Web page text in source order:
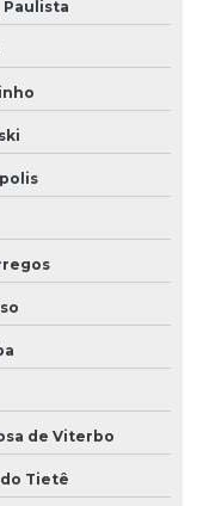
Paulista
de Viterbo
Tietê